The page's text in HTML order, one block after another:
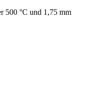
500 °C und 1,75 mm